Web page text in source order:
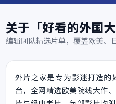
关于「好看的外国
编辑团队精选片单，覆盖欧美、
外片之家是专为影迷打造的
台，全网精选欧美院线大作